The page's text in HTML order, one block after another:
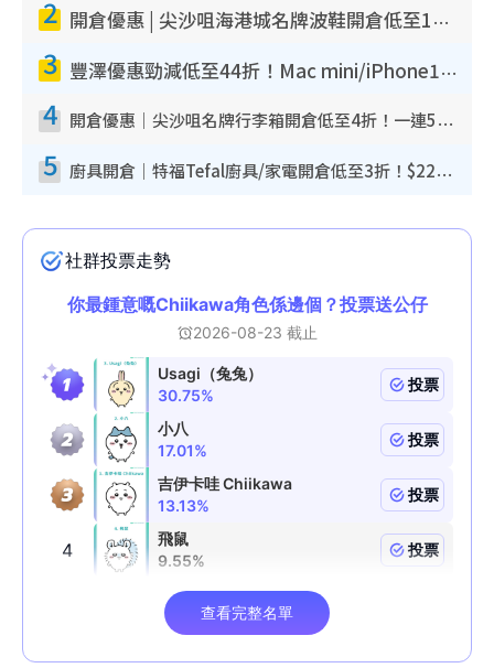
2 開倉優惠 | 尖沙咀海港城名牌波鞋開倉低至1折！On鞋$899起／Joy&Peace鞋履$98起
3 豐澤優惠勁減低至44折！Mac mini/iPhone17Pro大減價！廚房家電$220起
4 開倉優惠｜尖沙咀名牌行李箱開倉低至4折！一連5日 American Tourister/ace./Hallmark $200起！
5 廚具開倉｜特福Tefal廚具/家電開倉低至3折！$220起買平底鍋/炒鑊/湯煲！電飯煲/吸塵機/燙斗$418起